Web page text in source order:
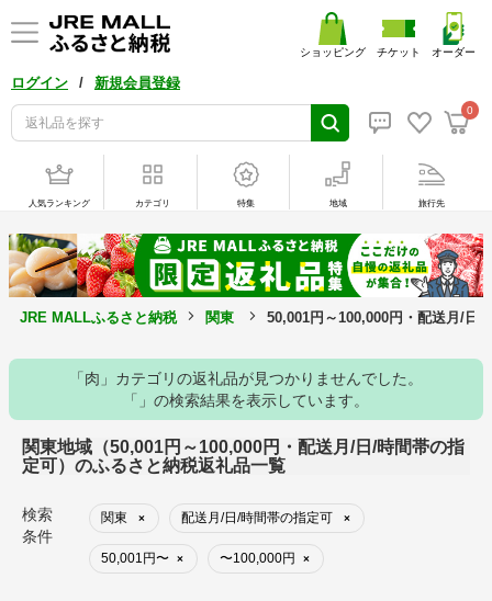
ログイン / 新規会員登録
0
ショッピング チケット オーダー
人気ランキング カテゴリ 特集 地域 旅行先
JRE MALLふるさと納税 関東 50,001円～100,000円・配送月/日/
「肉」カテゴリの返礼品が見つかりませんでした。
「」の検索結果を表示しています。
関東地域（50,001円～100,000円・配送月/日/時間帯の指
定可）のふるさと納税返礼品一覧
検索
条件
関東 × 配送月/日/時間帯の指定可 ×
50,001円〜 × 〜100,000円 ×